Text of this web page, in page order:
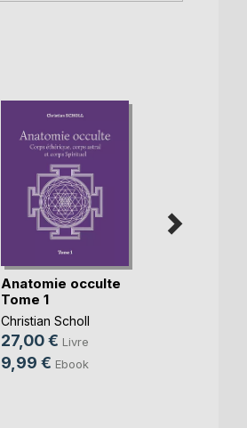
Anatomie occulte
Tome 1
Christian Scholl
27,00 € Livre
9,99 € Ebook